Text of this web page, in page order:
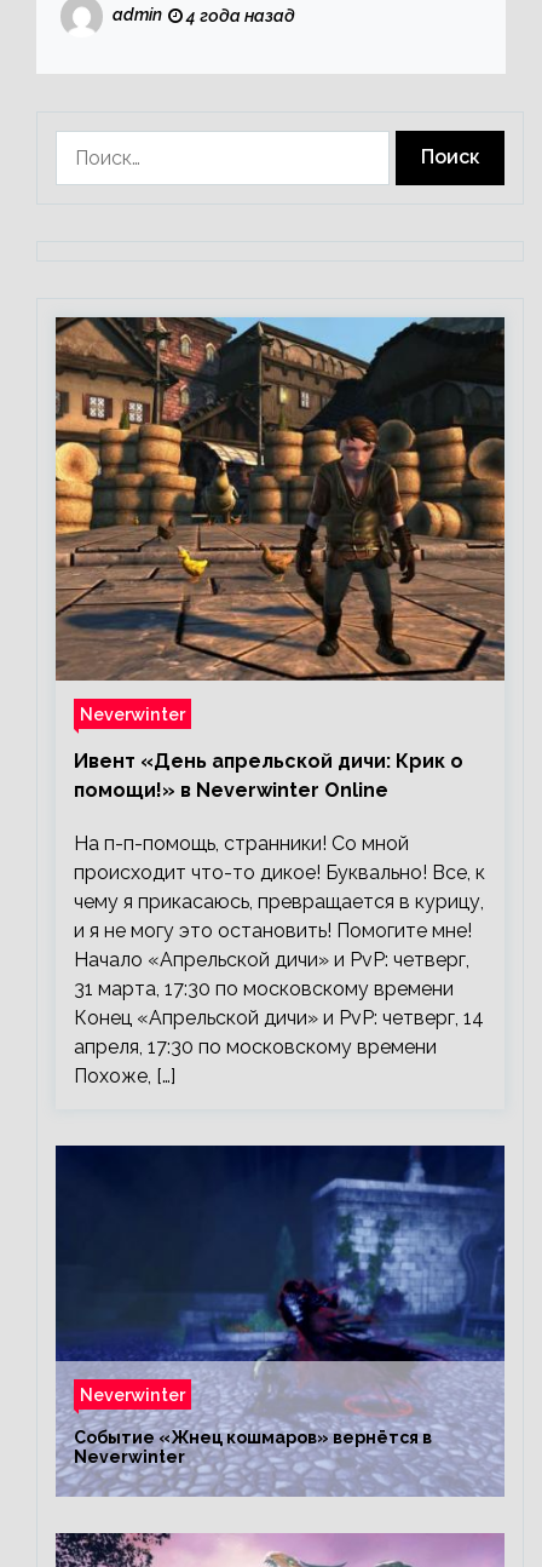
admin 4 года назад
Neverwinter
Ивент «День апрельской дичи: Крик о
помощи!» в Neverwinter Online
На п-п-помощь, странники! Со мной
происходит что-то дикое! Буквально! Все, к
чему я прикасаюсь, превращается в курицу,
и я не могу это остановить! Помогите мне!
Начало «Апрельской дичи» и PvP: четверг,
31 марта, 17:30 по московскому времени
Конец «Апрельской дичи» и PvP: четверг, 14
апреля, 17:30 по московскому времени
Похоже, […]
Neverwinter
Событие «Жнец кошмаров» вернётся в
Neverwinter